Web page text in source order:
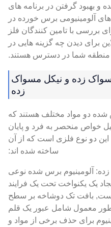
و بهبود گرفتن در برنامه های
آلومینیومی برس خورده در
برای بررسی با تامین کنندگان فلز
برای دیدن چه گزینه هایی در
منطقه شما در دسترس هستند.
زده و نیکل مسواک
زده
شده دو مواد مختلف هستند که
خواص منحصر به فرد و پایان
دو نوع فلزی است که از آن
ساخته شده اند:
زده: آلومینیوم برس شده نوعی
یک یکنواخت تحت یک فرایند
بافت تک دوشاخه بر سطح
معمول شامل عبور یک قلم
برای حذف برخی از مواد و